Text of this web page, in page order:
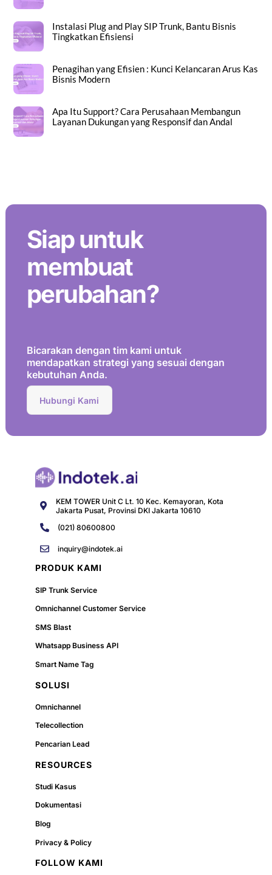
Instalasi Plug and Play SIP Trunk, Bantu Bisnis
Tingkatkan Efisiensi
Penagihan yang Efisien : Kunci Kelancaran Arus Kas
Bisnis Modern
Apa Itu Support? Cara Perusahaan Membangun
Layanan Dukungan yang Responsif dan Andal
Siap untuk
membuat
perubahan?
Bicarakan dengan tim kami untuk
mendapatkan strategi yang sesuai dengan
kebutuhan Anda.
Hubungi Kami
KEM TOWER Unit C Lt. 10 Kec. Kemayoran, Kota
Jakarta Pusat, Provinsi DKI Jakarta 10610
(021) 80600800
inquiry@indotek.ai
PRODUK KAMI
SIP Trunk Service
Omnichannel Customer Service
SMS Blast
Whatsapp Business API
Smart Name Tag
SOLUSI
Omnichannel
Telecollection
Pencarian Lead
RESOURCES
Studi Kasus
Dokumentasi
Blog
Privacy & Policy
FOLLOW KAMI